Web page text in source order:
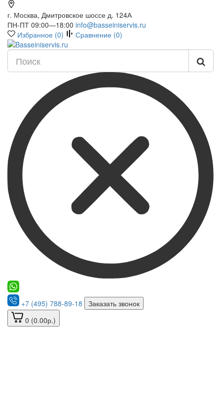
г. Москва, Дмитровское шоссе д. 124А
ПН-ПТ 09:00—18:00 info@basseiniservis.ru
Избранное (0) Сравнение (0)
+7 (495) 788-89-18
Заказать звонок
0 (0.00р.)